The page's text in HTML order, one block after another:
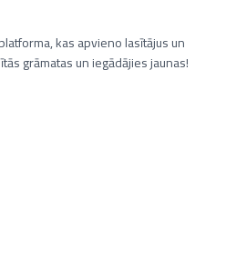
kas apvieno lasītājus un
grāmatas un iegādājies jaunas!